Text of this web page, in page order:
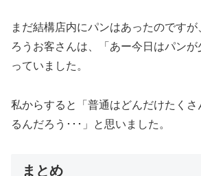
まだ結構店内にパンはあったのです
ろうお客さんは、「あー今日はパン
っていました。
私からすると「普通はどんだけたく
るんだろう･･･」と思いました。
まとめ